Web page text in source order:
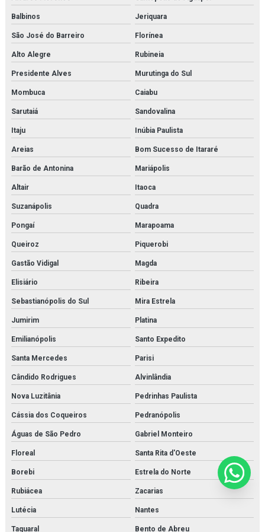
Balbinos Jeriquara
São José do Barreiro Florínea
Alto Alegre Rubineia
Presidente Alves Murutinga do Sul
Mombuca Caiabu
Sarutaiá Sandovalina
Itaju Inúbia Paulista
Areias Bom Sucesso de Itararé
Barão de Antonina Mariápolis
Altair Itaoca
Suzanápolis Quadra
Pongaí Marapoama
Queiroz Piquerobi
Gastão Vidigal Magda
Elisiário Ribeira
Sebastianópolis do Sul Mira Estrela
Jumirim Platina
Emilianópolis Santo Expedito
Santa Mercedes Parisi
Cândido Rodrigues Alvinlândia
Nova Luzitânia Pedrinhas Paulista
Cássia dos Coqueiros Pedranópolis
Águas de São Pedro Gabriel Monteiro
Floreal Santa Rita d'Oeste
Borebi Estrela do Norte
Rubiácea Zacarias
Lutécia Nantes
Taquaral Bento de Abreu